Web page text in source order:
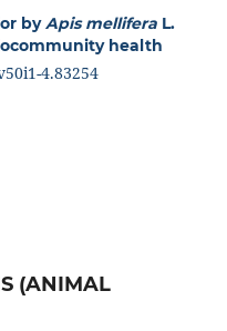
byApis melliferaL.
health
4.83254
(ANIMAL